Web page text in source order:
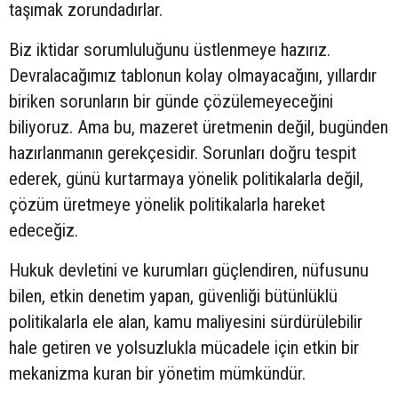
taşımak zorundadırlar.
Biz iktidar sorumluluğunu üstlenmeye hazırız.
Devralacağımız tablonun kolay olmayacağını, yıllardır
biriken sorunların bir günde çözülemeyeceğini
biliyoruz. Ama bu, mazeret üretmenin değil, bugünden
hazırlanmanın gerekçesidir. Sorunları doğru tespit
ederek, günü kurtarmaya yönelik politikalarla değil,
çözüm üretmeye yönelik politikalarla hareket
edeceğiz.
Hukuk devletini ve kurumları güçlendiren, nüfusunu
bilen, etkin denetim yapan, güvenliği bütünlüklü
politikalarla ele alan, kamu maliyesini sürdürülebilir
hale getiren ve yolsuzlukla mücadele için etkin bir
mekanizma kuran bir yönetim mümkündür.